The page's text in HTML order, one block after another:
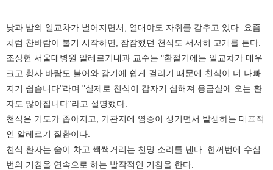
낮과 밤의 일교차가 벌어지면서, 열대야도 자취를 감추고 있다. 요즘
처럼 찬바람이 불기 시작하면, 잠잠했던 천식도 서서히 고개를 든다.
조상헌 서울대병원 알레르기내과 교수는 "환절기에는 일교차가 매우
크고 황사 바람도 불어와 감기에 쉽게 걸리기 때문에 천식이 더 나빠
지기 쉽습니다"라며 "실제로 천식이 갑자기 심해져 응급실에 오는 환
자도 많아집니다"라고 설명했다.
천식은 기도가 좁아지고, 기관지에 염증이 생기면서 발생하는 대표적
인 알레르기 질환이다.
천식 환자는 숨이 차고 쌕쌕거리는 천명 소리를 낸다. 한꺼번에 수십
번의 기침을 연속으로 하는 발작적인 기침을 한다.